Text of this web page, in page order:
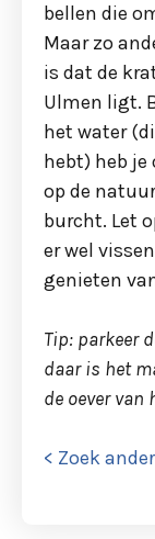
bellen die
Maar zo
is dat de
Ulmen ligt.
het water
hebt) heb
op de
burcht. Let
er wel
genieten
Tip: parkeer
daar is het
de oever van
< Zoek